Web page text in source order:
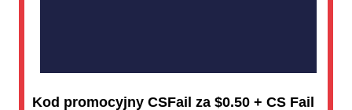
Kod promocyjny CSFail za $0.50 + CS Fail